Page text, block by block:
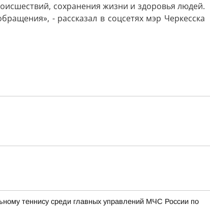
сохранения жизни и здоровья людей.
- рассказал в соцсетях мэр Черкесска
теннису среди главных управлений МЧС России по